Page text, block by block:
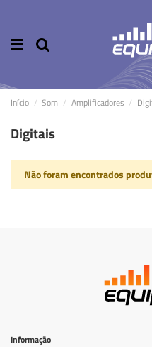
Início Som Amplificadores
Digitais
Não foram encontrados
Informação